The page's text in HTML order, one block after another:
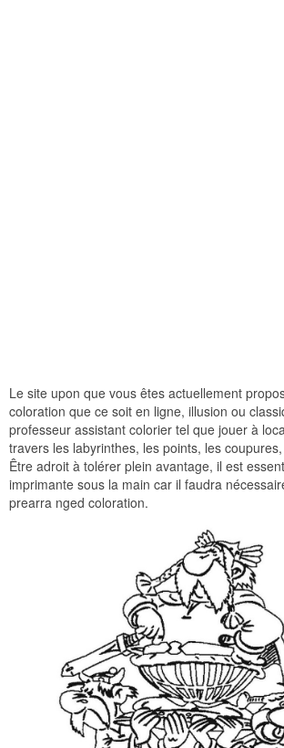
Le site upon que vous êtes actuellement
coloration que ce soit en ligne, illusion ou
professeur assistant colorier tel que jouer à
travers les labyrinthes, les points, les
Être adroit à tolérer plein avantage, il est
imprimante sous la main car il faudra
prearra nged coloration.